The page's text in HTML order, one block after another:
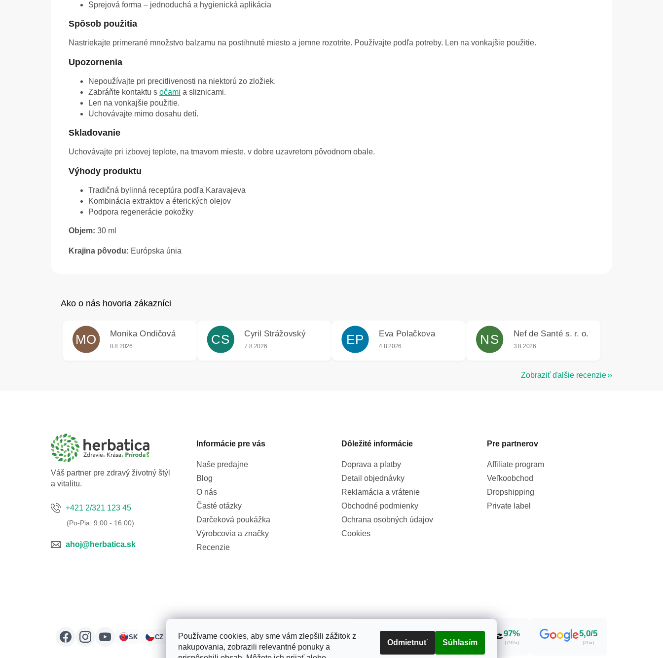
Používame cookies, aby sme vám zlepšili zážitok z
nakupovania, zobrazili relevantné ponuky a
Odmietnuť Súhlasím
Sprejová forma – jednoduchá a hygienická aplikácia
Spôsob použitia
Nastriekajte primerané množstvo balzamu na postihnuté miesto a jemne rozotrite. Používajte podľa potreby. Len na vonkajšie použitie.
Upozornenia
Nepoužívajte pri precitlivenosti na niektorú zo zložiek.
Zabráňte kontaktu s očami a sliznicami.
Len na vonkajšie použitie.
Uchovávajte mimo dosahu detí.
Skladovanie
Uchovávajte pri izbovej teplote, na tmavom mieste, v dobre uzavretom pôvodnom obale.
Výhody produktu
Tradičná bylinná receptúra podľa Karavajeva
Kombinácia extraktov a éterických olejov
Podpora regenerácie pokožky
Objem: 30 ml
Krajina pôvodu: Európska únia
MO Monika Ondičová
Hodnotenie obchodu je 5 z 5 hviezdičiek.
8.8.2026 CS Cyril Strážovský
Hodnotenie obchodu je 5 z 5 hviezdičiek.
7.8.2026 EP Eva Polačkova
Hodnotenie obchodu je 5 z 5 hviezdičiek.
4.8.2026 NS Nef de Santé s. r. o.
Hodnotenie obchodu je 5 z 5 hviezdičiek.
3.8.2026
Zobraziť ďalšie recenzie
Váš partner pre zdravý životný štýl
a vitalitu.
+421 2/321 123 45
ahoj@herbatica.sk
Informácie pre vás
Naše predajne
Blog
O nás
Časté otázky
Darčeková poukážka
Výrobcovia a značky
Recenzie
Dôležité informácie
Doprava a platby
Detail objednávky
Reklamácia a vrátenie
Obchodné podmienky
Ochrana osobných údajov
Cookies
Pre partnerov
Affiliate program
Veľkoobchod
Dropshipping
Private label
SK CZ HU RO 100%
(2326x)
97%
(792x)
5,0/5
(26x)